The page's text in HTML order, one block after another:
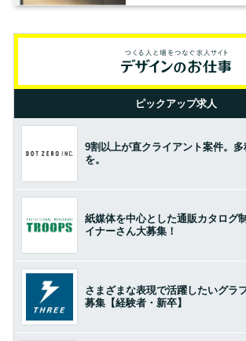
ピックアップ求人
9割以上が直クライアント案件。
を。
紙媒体を中心とした通販カタログ
イナーさん大募集！
さまざまな表現で活躍したいグラ
募集【経験者・新卒】